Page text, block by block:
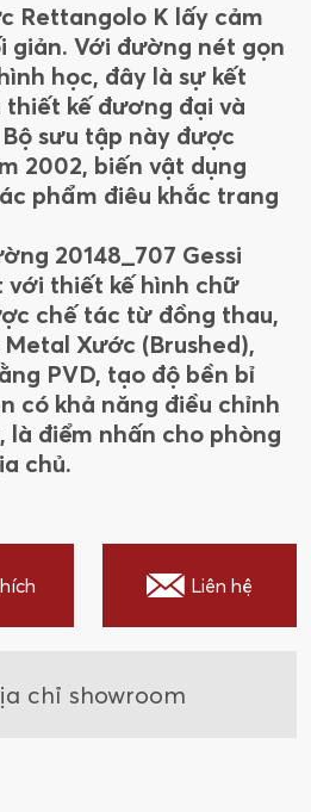
Rettangolo K lấy cảm
giản. Với đường nét gọn
học, đây là sự kết
kế đương đại và
sưu tập này được
2002, biến vật dụng
phẩm điêu khắc trang
20148_707 Gessi
với thiết kế hình chữ
chế tác từ đồng thau,
Xước (Brushed),
PVD, tạo độ bền bỉ
có khả năng điều chỉnh
là điểm nhấn cho phòng
chủ.
Liên hệ
chỉ showroom